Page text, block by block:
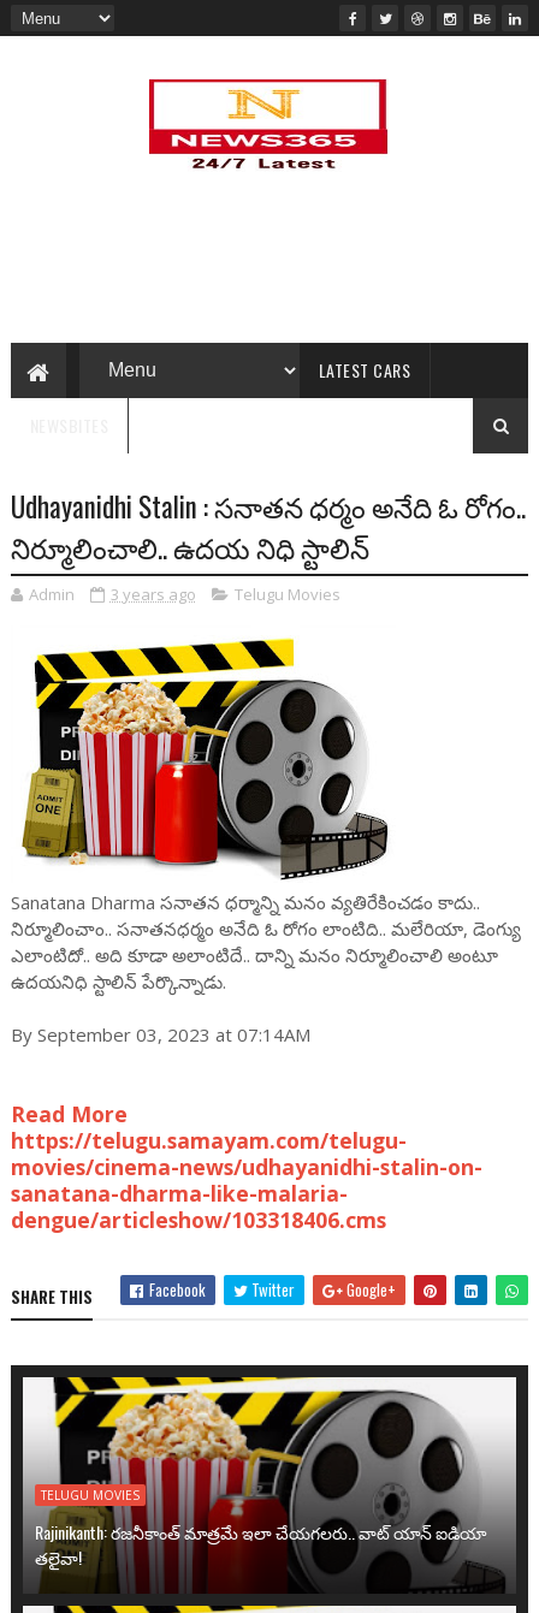
LATEST CARS
Udhayanidhi Stalin : సనాతన ధర్మం అనేది ఓ రోగం..
నిర్మూలించాలి.. ఉదయ నిధి స్టాలిన్
Admin 3 years ago Telugu Movies
Sanatana Dharma సనాతన ధర్మాన్ని మనం వ్యతిరేకించడం కాదు..
నిర్మూలించాం.. సనాతనధర్మం అనేది ఓ రోగం లాంటిది.. మలేరియా, డెంగ్యు
ఎలాంటిదో.. అది కూడా అలాంటిదే.. దాన్ని మనం నిర్మూలించాలి అంటూ
ఉదయనిధి స్టాలిన్ పేర్కొన్నాడు.
By September 03, 2023 at 07:14AM
Read More
https://telugu.samayam.com/telugu-
movies/cinema-news/udhayanidhi-stalin-on-
sanatana-dharma-like-malaria-
dengue/articleshow/103318406.cms
SHARE THIS Facebook Twitter Google+
TELUGU MOVIES
Rajinikanth: రజనీకాంత్ మాత్రమే ఇలా చేయగలరు.. వాట్ యాన్ ఐడియా
తలైవా!